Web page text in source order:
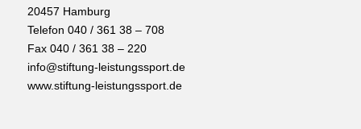
20457 Hamburg
Telefon 040 / 361 38 – 708
Fax 040 / 361 38 – 220
info@stiftung-leistungssport.de
www.stiftung-leistungssport.de